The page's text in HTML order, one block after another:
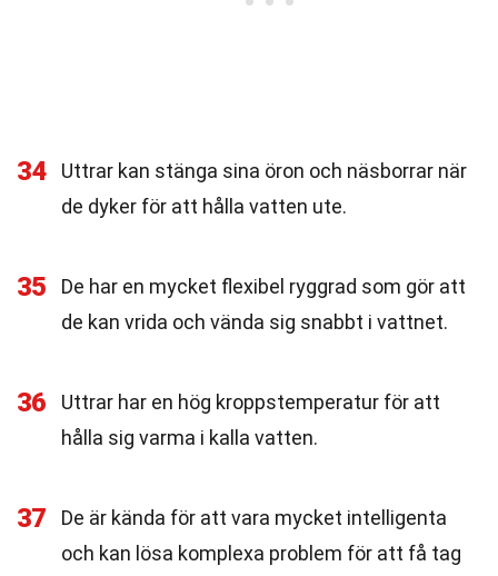
34
Uttrar kan stänga sina öron och näsborrar när
de dyker för att hålla vatten ute.
35
De har en mycket flexibel ryggrad som gör att
de kan vrida och vända sig snabbt i vattnet.
36
Uttrar har en hög kroppstemperatur för att
hålla sig varma i kalla vatten.
37
De är kända för att vara mycket intelligenta
och kan lösa komplexa problem för att få tag